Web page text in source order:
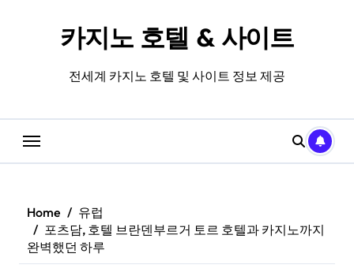
카지노 호텔 & 사이트
전세계 카지노 호텔 및 사이트 정보 제공
Home
유럽
포츠담, 호텔 브란덴부르거 토르 호텔과 카지노까지
완벽했던 하루